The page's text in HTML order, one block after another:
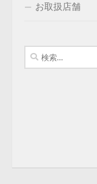
お取扱店舗
検
索: